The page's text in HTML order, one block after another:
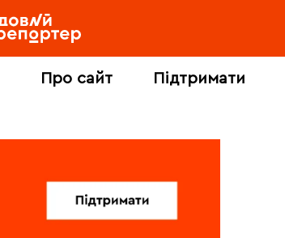
Про сайт Підтримати